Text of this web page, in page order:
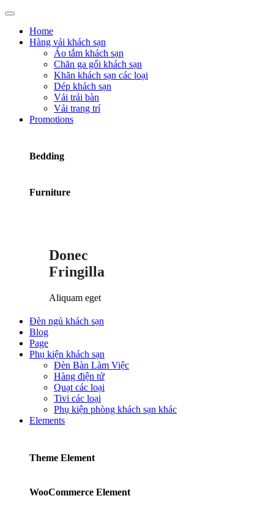
Home
Hàng vải khách sạn
Áo tắm khách sạn
Chăn ga gối khách sạn
Khăn khách sạn các loại
Dép khách sạn
Vải trải bàn
Vải trang trí
Promotions
Bedding
Furniture
Donec
Fringilla
Aliquam eget
Đèn ngủ khách sạn
Blog
Page
Phụ kiện khách sạn
Đèn Bàn Làm Việc
Hàng điện tử
Quạt các loại
Tivi các loại
Phụ kiện phòng khách sạn khác
Elements
Theme Element
WooCommerce Element